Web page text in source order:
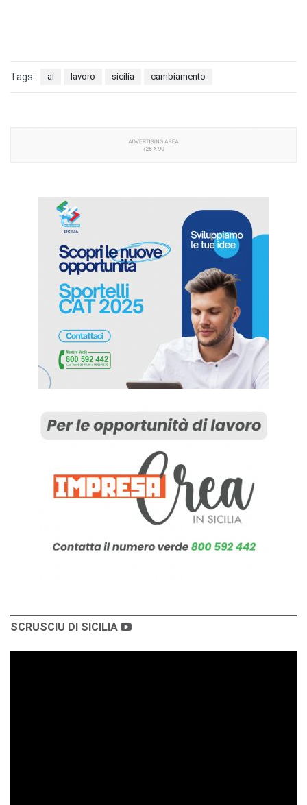
Tags: ai lavoro sicilia cambiamento
SCRUSCIU DI SICILIA